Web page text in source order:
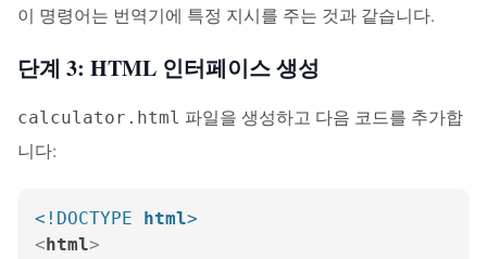
이 명령어는 번역기에 특정 지시를 주는 것과 같습니다.
단계 3: HTML 인터페이스 생성
calculator.html 파일을 생성하고 다음 코드를 추가합
니다:
<!DOCTYPE html>
<html>